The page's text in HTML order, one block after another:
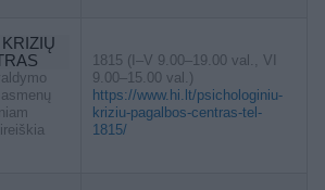
1815 (I–V 9.00–19.00 val., VI
9.00–15.00 val.)
https://www.hi.lt/psichologiniu-
kriziu-pagalbos-centras-tel-
1815/